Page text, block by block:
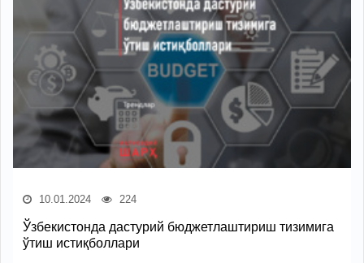
10.01.2024 224
Ўзбекистонда дастурий бюджетлаштириш тизимига
ўтиш истиқболлари